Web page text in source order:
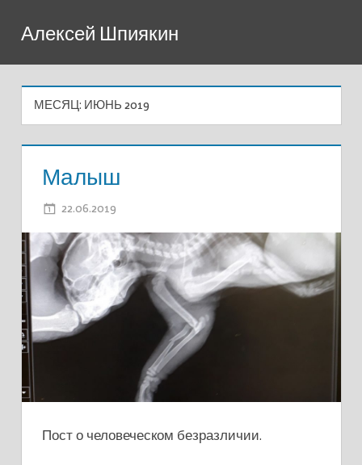
Алексей Шпиякин
МЕСЯЦ: ИЮНЬ 2019
Малыш
22.06.2019
Пост о человеческом безразличии.